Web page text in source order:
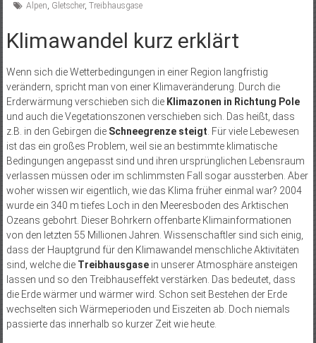
Alpen, Gletscher, Treibhausgase
Klimawandel kurz erklärt
Wenn sich die Wetterbedingungen in einer Region langfristig
verändern, spricht man von einer Klimaveränderung. Durch die
Erderwärmung verschieben sich die Klimazonen in Richtung Pole
und auch die Vegetationszonen verschieben sich. Das heißt, dass
z.B. in den Gebirgen die Schneegrenze steigt. Für viele Lebewesen
ist das ein großes Problem, weil sie an bestimmte klimatische
Bedingungen angepasst sind und ihren ursprünglichen Lebensraum
verlassen müssen oder im schlimmsten Fall sogar aussterben. Aber
woher wissen wir eigentlich, wie das Klima früher einmal war? 2004
wurde ein 340 m tiefes Loch in den Meeresboden des Arktischen
Ozeans gebohrt. Dieser Bohrkern offenbarte Klimainformationen
von den letzten 55 Millionen Jahren. Wissenschaftler sind sich einig,
dass der Hauptgrund für den Klimawandel menschliche Aktivitäten
sind, welche dieTreibhausgasein unserer Atmosphäre ansteigen
lassen und so den Treibhauseffekt verstärken. Das bedeutet, dass
die Erde wärmer und wärmer wird. Schon seit Bestehen der Erde
wechselten sich Wärmeperioden und Eiszeiten ab. Doch niemals
passierte das innerhalb so kurzer Zeit wie heute.